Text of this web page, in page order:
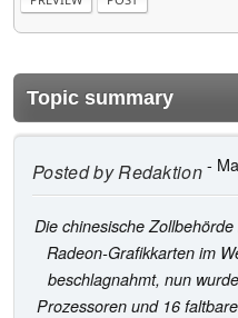
Topic summary
Posted byRedaktion-
Die chinesische
Radeon-Grafikkarten im
beschlagnahmt, nun
Prozessoren und 16